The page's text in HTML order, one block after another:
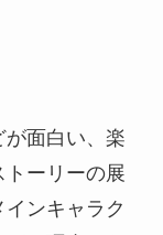
面白い、楽
トーリーの展
ンキャラク